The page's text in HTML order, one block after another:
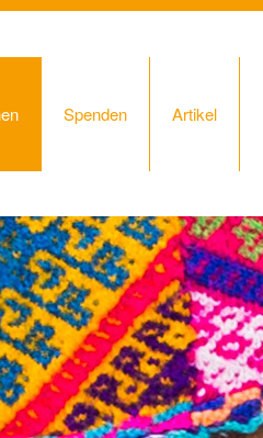
Spenden Artikel